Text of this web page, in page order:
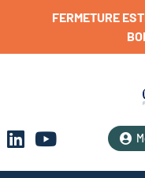
FERMETURE